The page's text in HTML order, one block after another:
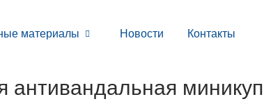
материалы Новости Контакты
г. Москва,
Лужнецкая